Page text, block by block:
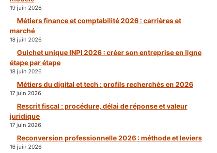
19 juin 2026
Métiers finance et comptabilité 2026 : carrières et
marché
18 juin 2026
Guichet unique INPI 2026 : créer son entreprise en ligne
étape par étape
18 juin 2026
Métiers du digital et tech : profils recherchés en 2026
17 juin 2026
Rescrit fiscal : procédure, délai de réponse et valeur
juridique
17 juin 2026
Reconversion professionnelle 2026 : méthode et leviers
16 juin 2026